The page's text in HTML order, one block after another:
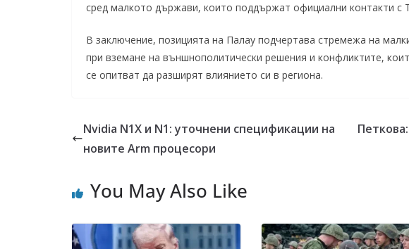
сред малкото държави, които поддържат официални контакти с
В заключение, позицията на Палау подчертава стремежа на
при вземане на външнополитически решения и конфликтите,
се опитват да разширят влиянието си в региона.
Nvidia N1X и N1: уточнени спецификации на
новите Arm процесори
You May Also Like